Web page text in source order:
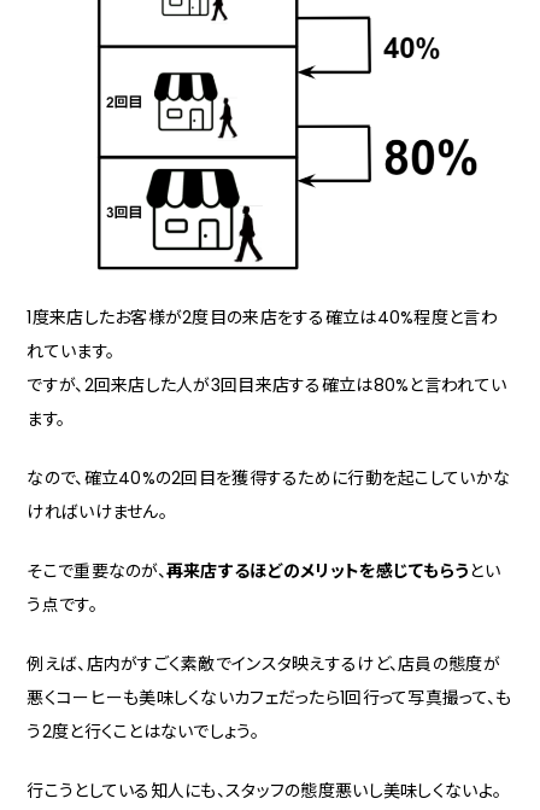
1度来店したお客様が2度目の来店をする確立は40%程度と言わ
れています。
ですが、2回来店した人が3回目来店する確立は80%と言われてい
ます。
なので、確立40%の2回目を獲得するために行動を起こしていかな
ければいけません。
そこで重要なのが、再来店するほどのメリットを感じてもらうとい
う点です。
例えば、店内がすごく素敵でインスタ映えするけど、店員の態度が
悪くコーヒーも美味しくないカフェだったら1回行って写真撮って、も
う2度と行くことはないでしょう。
行こうとしている知人にも、スタッフの態度悪いし美味しくないよ。